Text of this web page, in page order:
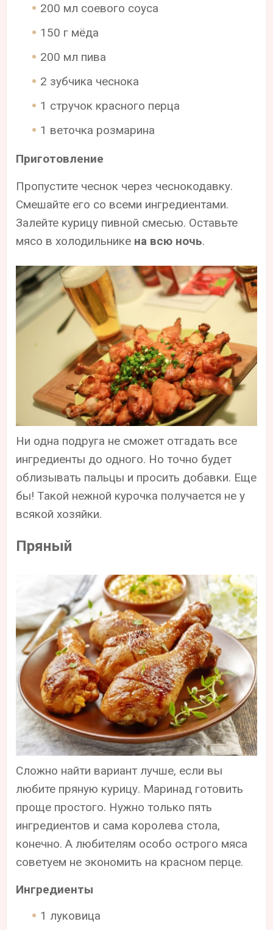
200 мл соевого соуса
150 г мёда
200 мл пива
2 зубчика чеснока
1 стручок красного перца
1 веточка розмарина
Приготовление
Пропустите чеснок через чеснокодавку.
Смешайте его со всеми ингредиентами.
Залейте курицу пивной смесью. Оставьте
мясо в холодильнике на всю ночь.
Ни одна подруга не сможет отгадать все
ингредиенты до одного. Но точно будет
облизывать пальцы и просить добавки. Еще
бы! Такой нежной курочка получается не у
всякой хозяйки.
Пряный
Сложно найти вариант лучше, если вы
любите пряную курицу. Маринад готовить
проще простого. Нужно только пять
ингредиентов и сама королева стола,
конечно. А любителям особо острого мяса
советуем не экономить на красном перце.
Ингредиенты
1 луковица